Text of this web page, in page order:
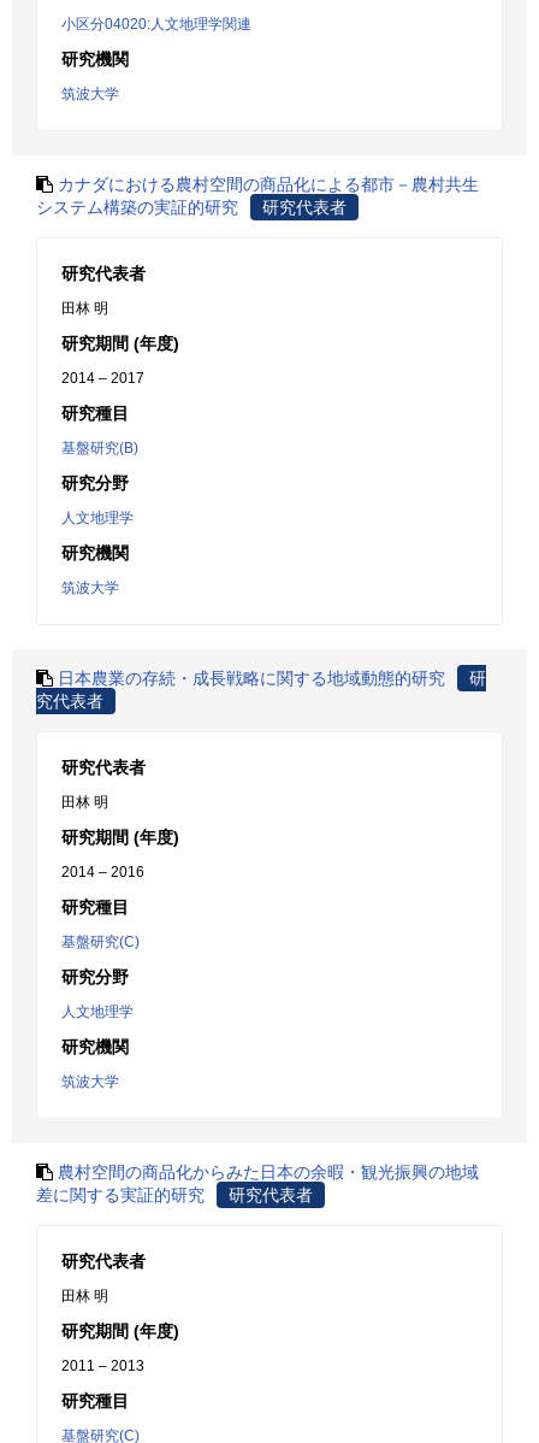
小区分04020:人文地理学関連
研究機関
筑波大学
カナダにおける農村空間の商品化による都市－農村共生
システム構築の実証的研究
研究代表者
研究代表者
田林 明
研究期間 (年度)
2014 – 2017
研究種目
基盤研究(B)
研究分野
人文地理学
研究機関
筑波大学
日本農業の存続・成長戦略に関する地域動態的研究
研
究代表者
研究代表者
田林 明
研究期間 (年度)
2014 – 2016
研究種目
基盤研究(C)
研究分野
人文地理学
研究機関
筑波大学
農村空間の商品化からみた日本の余暇・観光振興の地域
差に関する実証的研究
研究代表者
研究代表者
田林 明
研究期間 (年度)
2011 – 2013
研究種目
基盤研究(C)